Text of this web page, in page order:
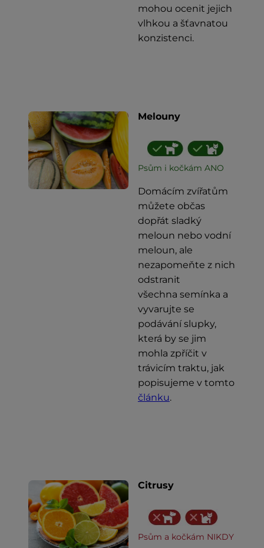
mohou ocenit jejich
vlhkou a šťavnatou
konzistenci.
Melouny
Psům i kočkám ANO
Domácím zvířatům
můžete občas
dopřát sladký
meloun nebo vodní
meloun, ale
nezapomeňte z nich
odstranit
všechna semínka a
vyvarujte se
podávání slupky,
která by se jim
mohla zpříčit v
trávicím traktu, jak
popisujeme v tomto
článku.
Citrusy
Psům a kočkám NIKDY